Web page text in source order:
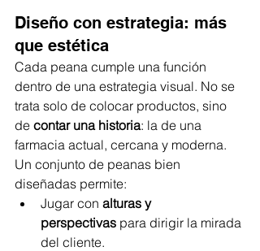
Diseño con estrategia: más
que estética
Cada peana cumple una función
dentro de una estrategia visual. No se
trata solo de colocar productos, sino
de contar una historia: la de una
farmacia actual, cercana y moderna.
Un conjunto de peanas bien
diseñadas permite:
Jugar con alturas y
perspectivas para dirigir la mirada
del cliente.